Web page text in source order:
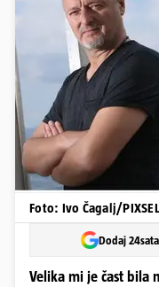
Foto: Ivo Čagalj/
Dodaj
Velika mi je čast bila